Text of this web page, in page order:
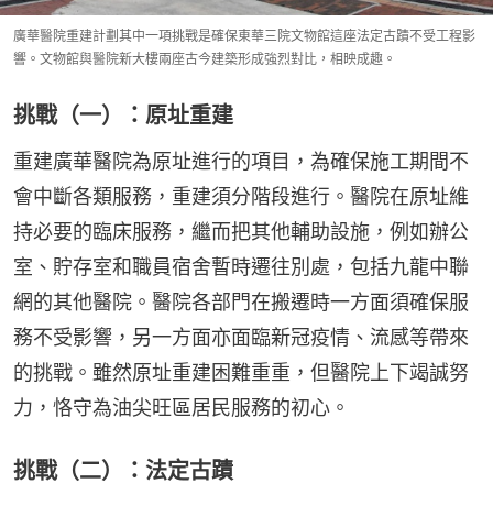
廣華醫院重建計劃其中一項挑戰是確保東華三院文物館這座法定古蹟不受工程影
響。文物館與醫院新大樓兩座古今建築形成強烈對比，相映成趣。
挑戰（一）：原址重建
重建廣華醫院為原址進行的項目，為確保施工期間不
會中斷各類服務，重建須分階段進行。醫院在原址維
持必要的臨床服務，繼而把其他輔助設施，例如辦公
室、貯存室和職員宿舍暫時遷往別處，包括九龍中聯
網的其他醫院。醫院各部門在搬遷時一方面須確保服
務不受影響，另一方面亦面臨新冠疫情、流感等帶來
的挑戰。雖然原址重建困難重重，但醫院上下竭誠努
力，恪守為油尖旺區居民服務的初心。
挑戰（二）：法定古蹟